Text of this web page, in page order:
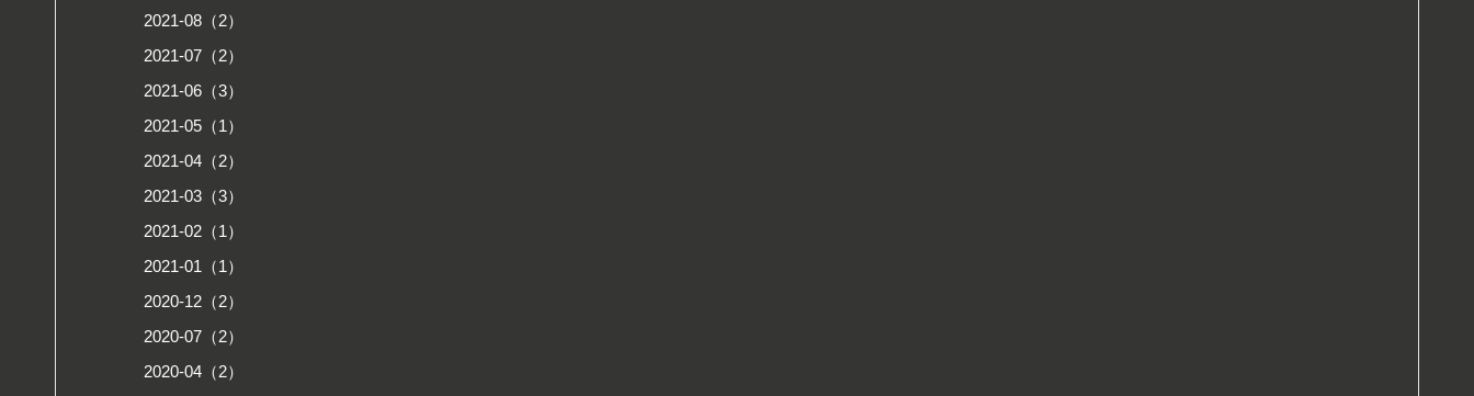
2021-08（2）
2021-07（2）
2021-06（3）
2021-05（1）
2021-04（2）
2021-03（3）
2021-02（1）
2021-01（1）
2020-12（2）
2020-07（2）
2020-04（2）